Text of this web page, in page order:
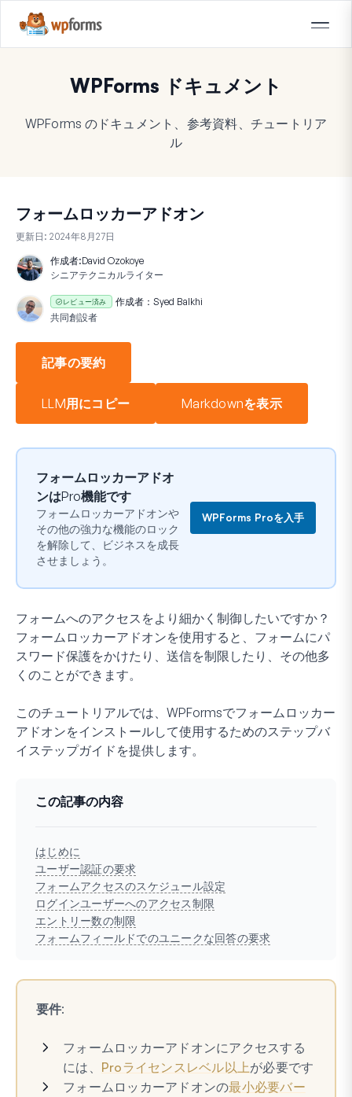
WPForms ドキュメント
WPForms のドキュメント、参考資料、チュートリア
ル
フォームロッカーアドオン
更新日: 2024年8月27日
作成者:David Ozokoye
シニアテクニカルライター
レビュー済み 作成者： Syed Balkhi
共同創設者
記事の要約
LLM用にコピー Markdownを表示
フォームロッカーアドオ
ンはPro機能です
フォームロッカーアドオンや
その他の強力な機能のロック
を解除して、ビジネスを成長
させましょう。
WPForms Proを入手
フォームへのアクセスをより細かく制御したいですか？
フォームロッカーアドオンを使用すると、フォームにパ
スワード保護をかけたり、送信を制限したり、その他多
くのことができます。
このチュートリアルでは、WPFormsでフォームロッカー
アドオンをインストールして使用するためのステップバ
イステップガイドを提供します。
この記事の内容
はじめに
ユーザー認証の要求
フォームアクセスのスケジュール設定
ログインユーザーへのアクセス制限
エントリー数の制限
フォームフィールドでのユニークな回答の要求
要件:
フォームロッカーアドオンにアクセスする
には、 Proライセンスレベル以上が必要です
フォームロッカーアドオンの最小必要バー